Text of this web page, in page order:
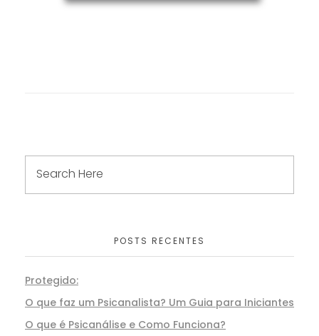
POSTS RECENTES
Protegido:
O que faz um Psicanalista? Um Guia para Iniciantes
O que é Psicanálise e Como Funciona?